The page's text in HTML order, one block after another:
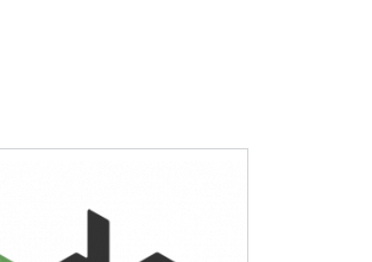
Презентация компании